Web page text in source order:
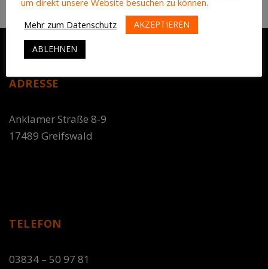
ADRESSE
Anklamer Straße 8-9
17489 Greifswald
TELEFON
03834 – 50 97 81
Mehr zum Datenschutz
AKZEPTIEREN
ABLEHNEN